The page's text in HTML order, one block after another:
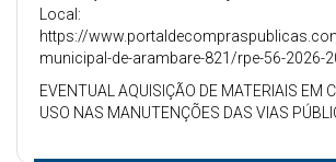
Local:
https://
municipal-de-arambare-821/rpe-56-2026-
EVENTUAL AQUISIÇÃO DE MATERIAIS EM
USO NAS MANUTENÇÕES DAS VIAS